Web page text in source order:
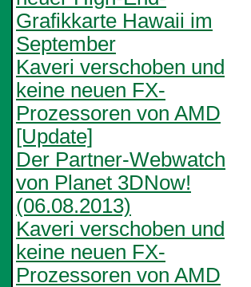
Grafikkarte Hawaii im
September
Kaveri verschoben und
keine neuen FX-
Prozessoren von AMD
[Update]
Der Partner-Webwatch
von Planet 3DNow!
(06.08.2013)
Kaveri verschoben und
keine neuen FX-
Prozessoren von AMD